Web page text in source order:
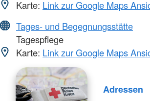
Karte: Link zur Google Maps
Tages- und Begegnungsstätte
Tagespflege
Karte: Link zur Google Maps
Adressen